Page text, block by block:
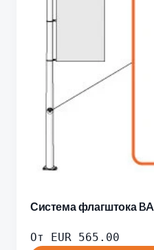
Система флагштока
От EUR
565.00